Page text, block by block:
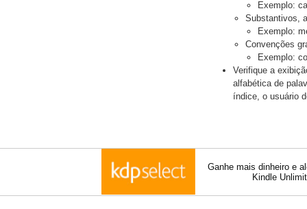
Exemplo:
Substantivos,
Exemplo:
Convenções
Exemplo:
Verifique a
alfabética de
índice, o usuário
Ganhe mais dinheiro e
Kindle